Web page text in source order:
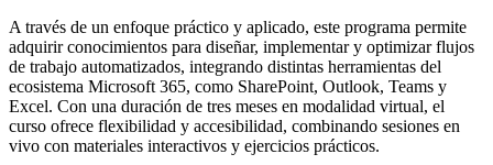
A través de un enfoque práctico y aplicado, este programa permite
adquirir conocimientos para diseñar, implementar y optimizar flujos
de trabajo automatizados, integrando distintas herramientas del
ecosistema Microsoft 365, como SharePoint, Outlook, Teams y
Excel. Con una duración de tres meses en modalidad virtual, el
curso ofrece flexibilidad y accesibilidad, combinando sesiones en
vivo con materiales interactivos y ejercicios prácticos.